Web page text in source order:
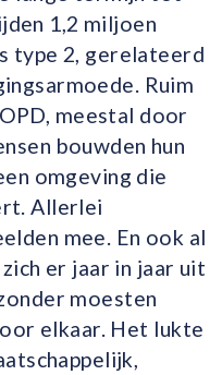
1,2 miljoen
type 2, gerelateerd
Ruim
meestal door
bouwden hun
omgeving die
Allerlei
mee. En ook al
er jaar in jaar uit
moesten
elkaar. Het lukte